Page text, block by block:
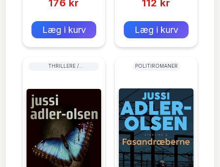
176 kr
Læg i kurv
112 kr
Læg i kurv
THRILLERE /
POLITIROMANER